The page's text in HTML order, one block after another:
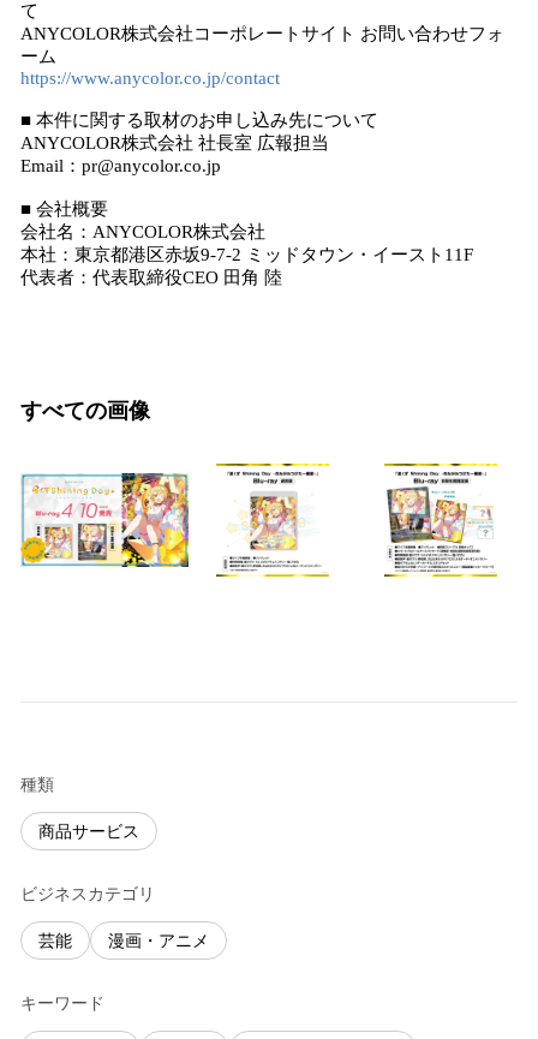
て
ANYCOLOR株式会社コーポレートサイト お問い合わせフォ
ーム
https://www.anycolor.co.jp/contact
■ 本件に関する取材のお申し込み先について
ANYCOLOR株式会社 社長室 広報担当
Email：pr@anycolor.co.jp
■ 会社概要
会社名：ANYCOLOR株式会社
本社：東京都港区赤坂9-7-2 ミッドタウン・イースト11F
代表者：代表取締役CEO 田角 陸
すべての画像
種類
商品サービス
ビジネスカテゴリ
芸能 漫画・アニメ
キーワード